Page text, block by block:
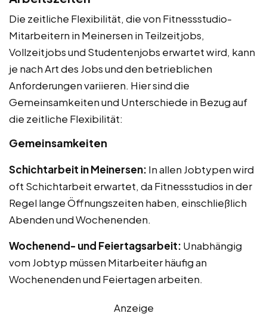
Die zeitliche Flexibilität, die von Fitnessstudio-
Mitarbeitern in Meinersen in Teilzeitjobs,
Vollzeitjobs und Studentenjobs erwartet wird, kann
je nach Art des Jobs und den betrieblichen
Anforderungen variieren. Hier sind die
Gemeinsamkeiten und Unterschiede in Bezug auf
die zeitliche Flexibilität:
Gemeinsamkeiten
Schichtarbeit in Meinersen: In allen Jobtypen wird
oft Schichtarbeit erwartet, da Fitnessstudios in der
Regel lange Öffnungszeiten haben, einschließlich
Abenden und Wochenenden.
Wochenend- und Feiertagsarbeit: Unabhängig
vom Jobtyp müssen Mitarbeiter häufig an
Wochenenden und Feiertagen arbeiten.
Anzeige